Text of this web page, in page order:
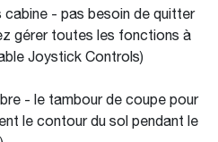
- pas besoin de quitter
gérer toutes les fonctions à
Joystick Controls)
- le tambour de coupe pour
le contour du sol pendant le